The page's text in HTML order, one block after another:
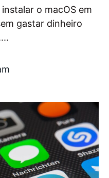
o macOS em
gastar dinheiro